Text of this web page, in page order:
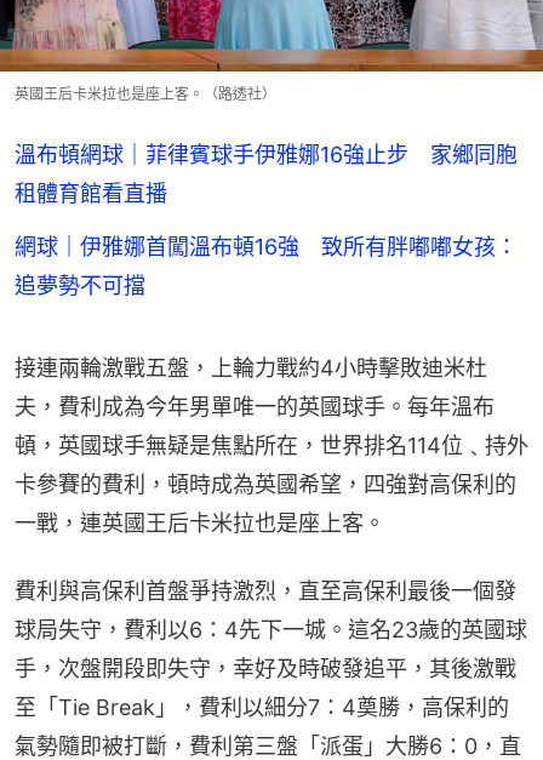
英國王后卡米拉也是座上客。（路透社）
溫布頓網球｜菲律賓球手伊雅娜16強止步 家鄉同胞
租體育館看直播
網球｜伊雅娜首闖溫布頓16強 致所有胖嘟嘟女孩：
追夢勢不可擋
接連兩輪激戰五盤，上輪力戰約4小時擊敗迪米杜
夫，費利成為今年男單唯一的英國球手。每年溫布
頓，英國球手無疑是焦點所在，世界排名114位﹑持外
卡參賽的費利，頓時成為英國希望，四強對高保利的
一戰，連英國王后卡米拉也是座上客。
費利與高保利首盤爭持激烈，直至高保利最後一個發
球局失守，費利以6：4先下一城。這名23歲的英國球
手，次盤開段即失守，幸好及時破發追平，其後激戰
至「Tie Break」，費利以細分7：4奠勝，高保利的
氣勢隨即被打斷，費利第三盤「派蛋」大勝6：0，直